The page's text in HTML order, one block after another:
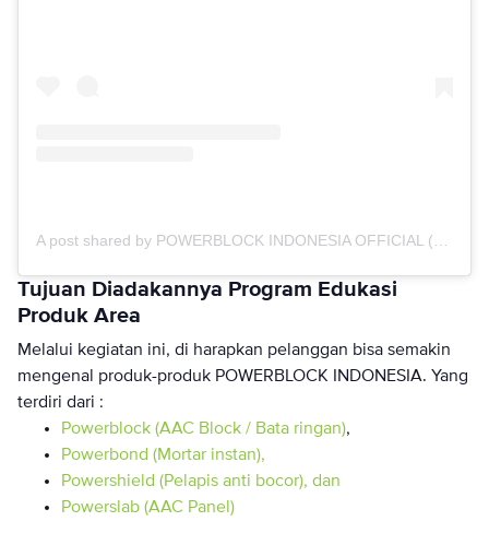
Tujuan Diadakannya Program Edukasi
Produk Area
Melalui kegiatan ini, di harapkan pelanggan bisa semakin
mengenal produk-produk POWERBLOCK INDONESIA. Yang
terdiri dari :
Powerblock (AAC Block / Bata ringan),
Powerbond (Mortar instan),
Powershield (Pelapis anti bocor), dan
Powerslab (AAC Panel)